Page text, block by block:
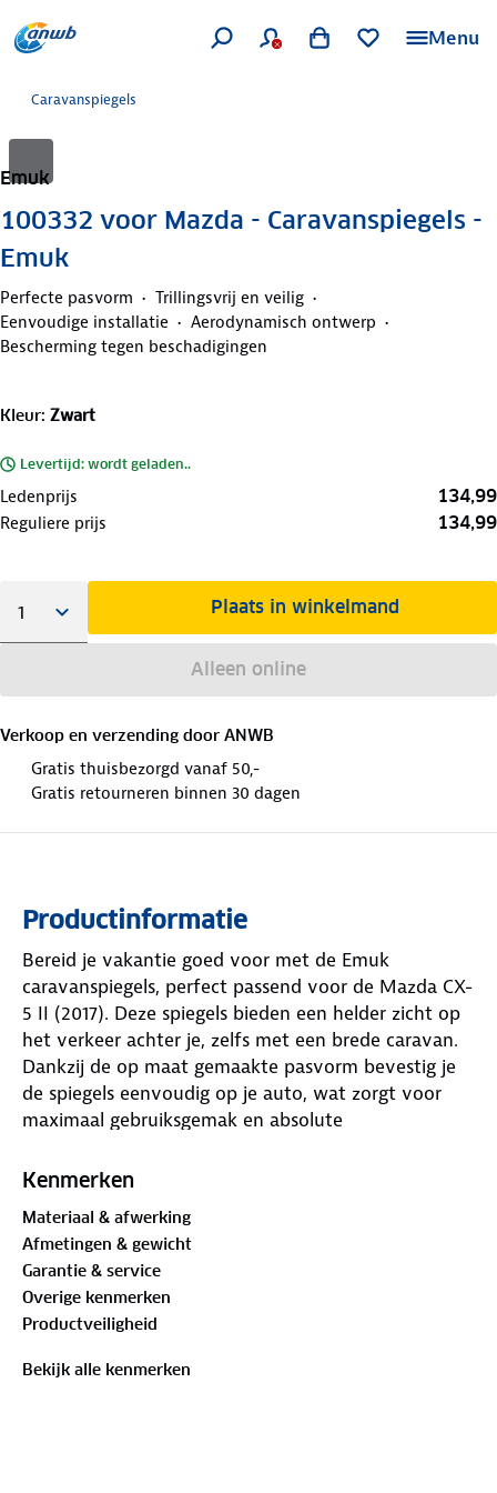
Menu
Caravanspiegels
Emuk
100332 voor Mazda - Caravanspiegels -
Emuk
Perfecte pasvorm
Trillingsvrij en veilig
Eenvoudige installatie
Aerodynamisch ontwerp
Bescherming tegen beschadigingen
Kleur: Zwart
Levertijd: wordt geladen..
Ledenprijs 134,99
Reguliere prijs 134,99
Plaats in winkelmand
Alleen online
Verkoop en verzending door ANWB
Gratis thuisbezorgd vanaf 50,-
Gratis retourneren binnen 30 dagen
Productinformatie
Bereid je vakantie goed voor met de Emuk
caravanspiegels, perfect passend voor de Mazda CX-
5 II (2017). Deze spiegels bieden een helder zicht op
het verkeer achter je, zelfs met een brede caravan.
Dankzij de op maat gemaakte pasvorm bevestig je
de spiegels eenvoudig op je auto, wat zorgt voor
maximaal gebruiksgemak en absolute
overeen met het originele ontwerp van je auto.
De voertuigspecifieke bevestigingsbeugel van
trillingsdempend gegoten aluminium garandeert een
nauwsluitende pasvorm met minimale trillingen. De
aerodynamische spiegelkop en het elegante
ontwerp bieden zowel veiligheid als
betrouwbaarheid. De installatie is ongecompliceerd
Kenmerken
Materiaal & afwerking
Afmetingen & gewicht
Garantie & service
Overige kenmerken
Productveiligheid
Bekijk alle kenmerken